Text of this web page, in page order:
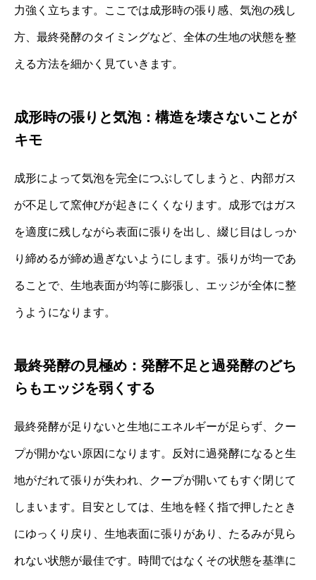
力強く立ちます。ここでは成形時の張り感、気泡の残し
方、最終発酵のタイミングなど、全体の生地の状態を整
える方法を細かく見ていきます。
成形時の張りと気泡：構造を壊さないことが
キモ
成形によって気泡を完全につぶしてしまうと、内部ガス
が不足して窯伸びが起きにくくなります。成形ではガス
を適度に残しながら表面に張りを出し、綴じ目はしっか
り締めるが締め過ぎないようにします。張りが均一であ
ることで、生地表面が均等に膨張し、エッジが全体に整
うようになります。
最終発酵の見極め：発酵不足と過発酵のどち
らもエッジを弱くする
最終発酵が足りないと生地にエネルギーが足らず、クー
プが開かない原因になります。反対に過発酵になると生
地がだれて張りが失われ、クープが開いてもすぐ閉じて
しまいます。目安としては、生地を軽く指で押したとき
にゆっくり戻り、生地表面に張りがあり、たるみが見ら
れない状態が最佳です。時間ではなくその状態を基準に